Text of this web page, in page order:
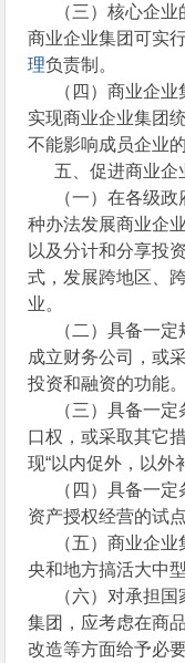
（三）核心企业
商业企业集团可实
理负责制。
（四）商业企业
实现商业企业集团
不能影响成员企业
五、促进商业企
（一）在各级政
种办法发展商业企
以及分计和分享投
式，发展跨地区、
业。
（二）具备一定
成立财务公司，或
投资和融资的功能。
（三）具备一定
口权，或采取其它
现“以内促外，以外
（四）具备一定
资产授权经营的试
（五）商业企业
央和地方搞活大中
（六）对承担国
集团，应考虑在商
改造等方面给予必